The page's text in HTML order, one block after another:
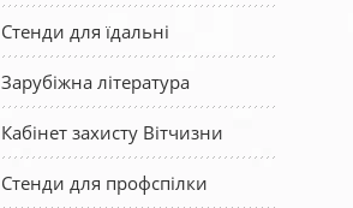
Стенди для їдальні
Зарубіжна література
Кабінет захисту Вітчизни
Стенди для профспілки